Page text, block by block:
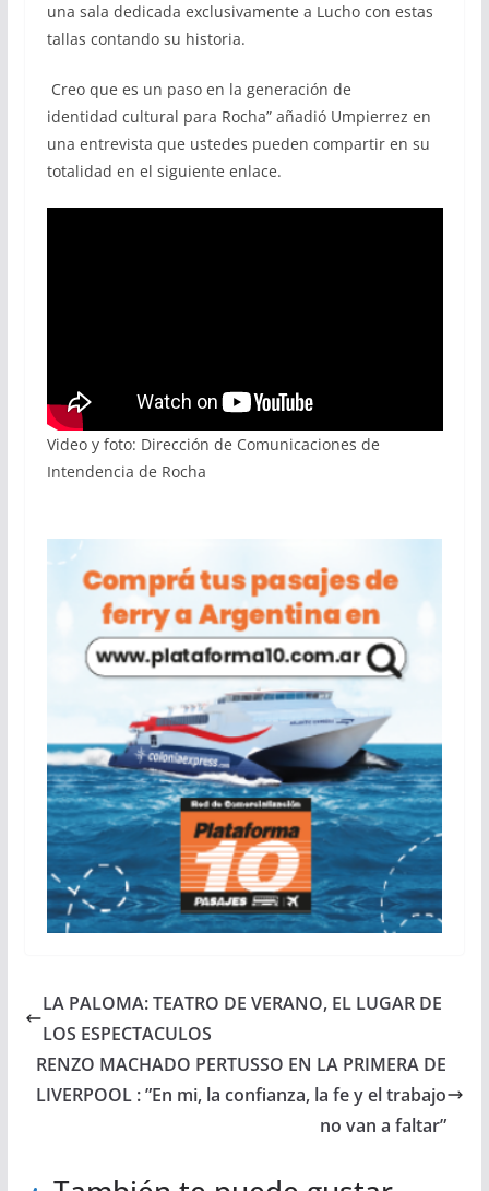
una sala dedicada exclusivamente a Lucho con estas
tallas contando su historia.
Creo que es un paso en la generación de
identidad cultural para Rocha” añadió Umpierrez en
una entrevista que ustedes pueden compartir en su
totalidad en el siguiente enlace.
Video y foto: Dirección de Comunicaciones de
Intendencia de Rocha
LA PALOMA: TEATRO DE VERANO, EL LUGAR DE
LOS ESPECTACULOS
RENZO MACHADO PERTUSSO EN LA PRIMERA DE
LIVERPOOL : ”En mi, la confianza, la fe y el trabajo
no van a faltar”